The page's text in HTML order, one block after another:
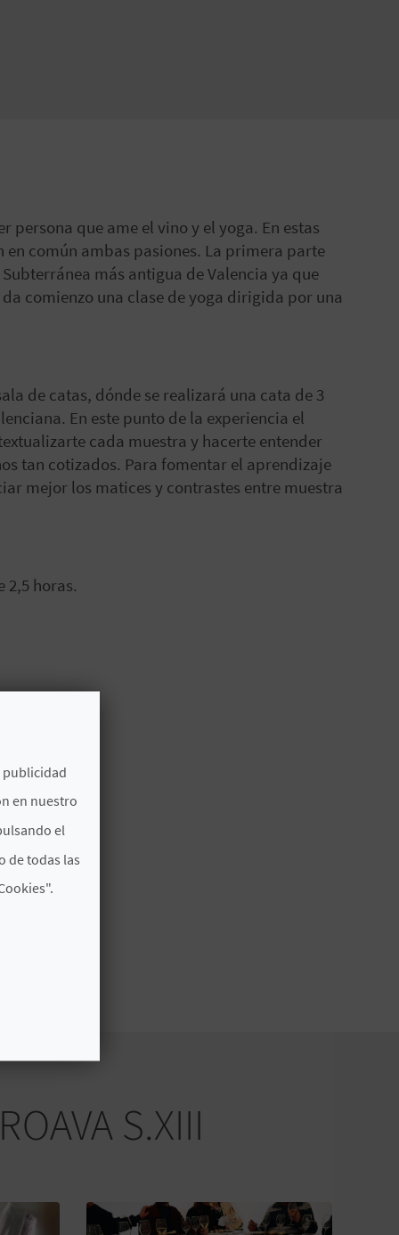
persona que ame el vino y el yoga. En estas
común ambas pasiones. La primera parte
más antigua de Valencia ya que
comienzo una clase de yoga dirigida por una
de catas, dónde se realizará una cata de 3
En este punto de la experiencia el
cada muestra y hacerte entender
tan cotizados. Para fomentar el aprendizaje
mejor los matices y contrastes entre muestra
2,5 horas.
S.XIII
publicidad
en nuestro
el
de todas las